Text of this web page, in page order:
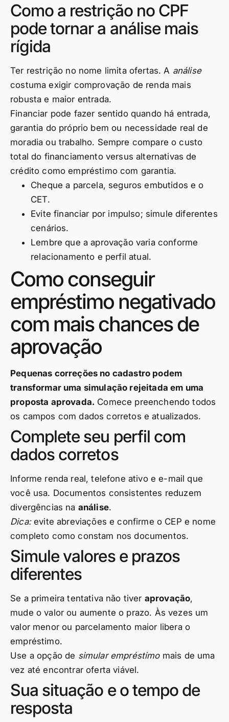
Como a restrição no CPF
pode tornar a análise mais
rígida
Ter restrição no nome limita ofertas. A análise
costuma exigir comprovação de renda mais
robusta e maior entrada.
Financiar pode fazer sentido quando há entrada,
garantia do próprio bem ou necessidade real de
moradia ou trabalho. Sempre compare o custo
total do financiamento versus alternativas de
crédito como empréstimo com garantia.
Cheque a parcela, seguros embutidos e o
CET.
Evite financiar por impulso; simule diferentes
cenários.
Lembre que a aprovação varia conforme
relacionamento e perfil atual.
Como conseguir
empréstimo negativado
com mais chances de
aprovação
Pequenas correções no cadastro podem
transformar uma simulação rejeitada em uma
proposta aprovada. Comece preenchendo todos
os campos com dados corretos e atualizados.
Complete seu perfil com
dados corretos
Informe renda real, telefone ativo e e-mail que
você usa. Documentos consistentes reduzem
divergências na análise.
Dica:evite abreviações e confirme o CEP e nome
completo como constam nos documentos.
Simule valores e prazos
diferentes
Se a primeira tentativa não tiver aprovação,
mude o valor ou aumente o prazo. Às vezes um
valor menor ou parcelamento maior libera o
empréstimo.
Use a opção de simular empréstimomais de uma
vez até encontrar oferta viável.
Sua situação e o tempo de
resposta